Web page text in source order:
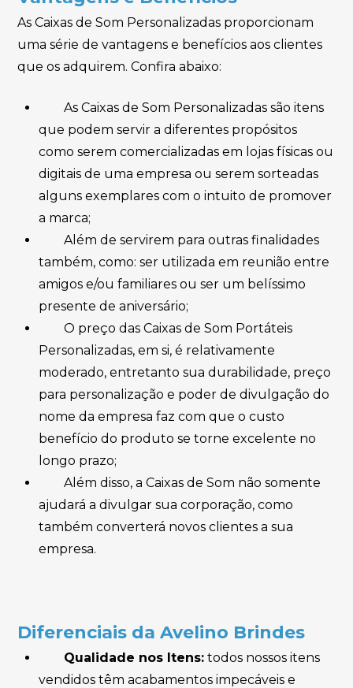
As Caixas de Som Personalizadas proporcionam
uma série de vantagens e benefícios aos clientes
que os adquirem. Confira abaixo:
As Caixas de Som Personalizadas são itens
que podem servir a diferentes propósitos
como serem comercializadas em lojas físicas ou
digitais de uma empresa ou serem sorteadas
alguns exemplares com o intuito de promover
a marca;
Além de servirem para outras finalidades
também, como: ser utilizada em reunião entre
amigos e/ou familiares ou ser um belíssimo
presente de aniversário;
O preço das Caixas de Som Portáteis
Personalizadas, em si, é relativamente
moderado, entretanto sua durabilidade, preço
para personalização e poder de divulgação do
nome da empresa faz com que o custo
benefício do produto se torne excelente no
longo prazo;
Além disso, a Caixas de Som não somente
ajudará a divulgar sua corporação, como
também converterá novos clientes a sua
empresa.
Diferenciais da Avelino Brindes
Qualidade nos Itens:todos nossos itens
vendidos têm acabamentos impecáveis e